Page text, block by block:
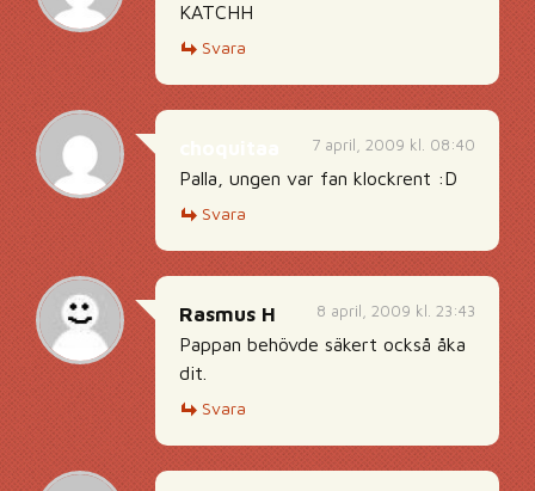
KATCHH
Svara
7 april, 2009 kl. 08:40
Palla, ungen var fan klockrent :D
Svara
8 april, 2009 kl. 23:43
Rasmus H
Pappan behövde säkert också åka
dit.
Svara